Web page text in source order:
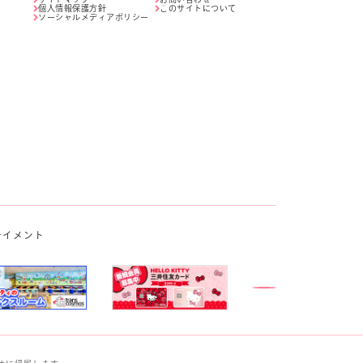
個人情報保護方針
このサイトについて
ソーシャルメディアポリシー
メント